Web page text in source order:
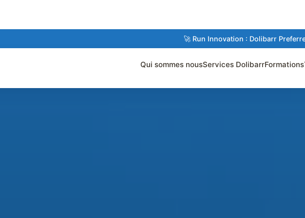
🚀 Run Innovation : Dolibarr Preferred Partner | 📄
Qui sommes nousServices DolibarrFormations